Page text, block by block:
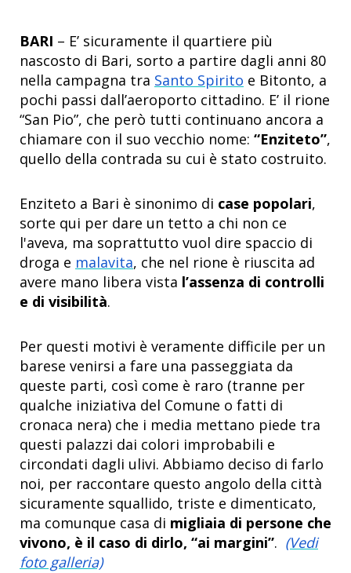
BARI – E’ sicuramente il quartiere più
nascosto di Bari, sorto a partire dagli anni 80
nella campagna tra Santo Spirito e Bitonto, a
pochi passi dall’aeroporto cittadino. E’ il rione
“San Pio”, che però tutti continuano ancora a
chiamare con il suo vecchio nome: “Enziteto”,
quello della contrada su cui è stato costruito.
Enziteto a Bari è sinonimo di case popolari,
sorte qui per dare un tetto a chi non ce
l'aveva, ma soprattutto vuol dire spaccio di
droga e malavita, che nel rione è riuscita ad
avere mano libera vista l’assenza di controlli
e di visibilità.
Per questi motivi è veramente difficile per un
barese venirsi a fare una passeggiata da
queste parti, così come è raro (tranne per
qualche iniziativa del Comune o fatti di
cronaca nera) che i media mettano piede tra
questi palazzi dai colori improbabili e
circondati dagli ulivi. Abbiamo deciso di farlo
noi, per raccontare questo angolo della città
sicuramente squallido, triste e dimenticato,
ma comunque casa di migliaia di persone che
vivono, è il caso di dirlo, “ai margini”. (Vedi
foto galleria)